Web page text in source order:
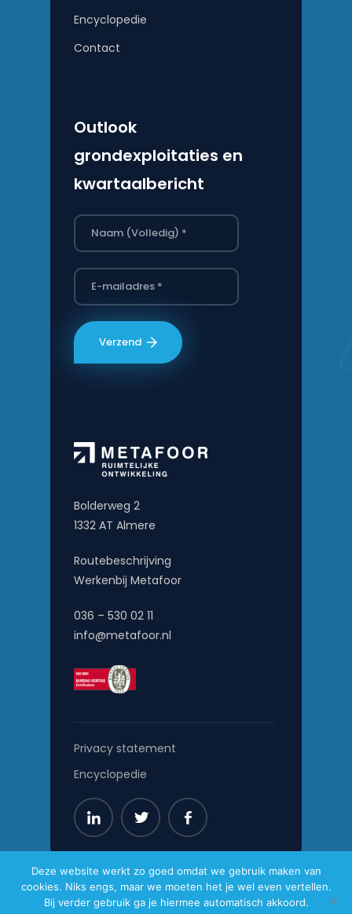
Encyclopedie
Contact
Outlook
grondexploitaties en
kwartaalbericht
Bolderweg 2
1332 AT Almere
Routebeschrijving
Werkenbij Metafoor
036 – 530 02 11
info@metafoor.nl
Privacy statement
Encyclopedie
Metafoor © 2026
Deze website werkt zo goed omdat we gebruik maken van
cookies. Niks engs, maar we moeten het je wel even vertellen.
Bij verder gebruik ga je hiermee automatisch akkoord.